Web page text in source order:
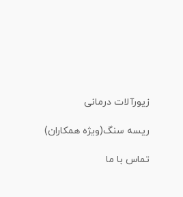
زیورآلات درمانی
ریسه سنگ(ویژه همکاران)
تماس با ما